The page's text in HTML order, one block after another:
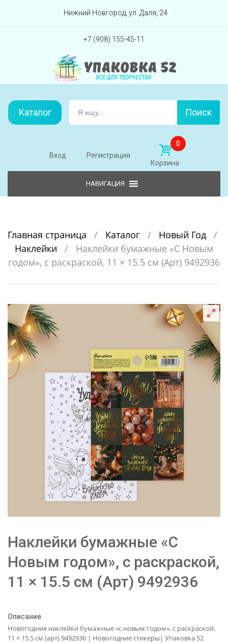
Перейти вниз
Нижний Новгород, ул. Даля, 24
+7 (908) 155-45-11
Каталог Поиск
Вход Регистрация
0
Корзина
Главная страница / Каталог / Новый Год
/
Наклейки
/
Наклейки бумажные «С Новым
годом», c раскраской, 11 × 15.5 см (Арт) 9492936
Наклейки бумажные «С
Новым годом», c раскраской,
11 × 15.5 см (Арт) 9492936
Описание
Новогодние наклейки бумажные «с новым годом», c раскраской,
11 × 15.5 см (арт) 9492936 | Новогодние стикеры| Упаковка 52